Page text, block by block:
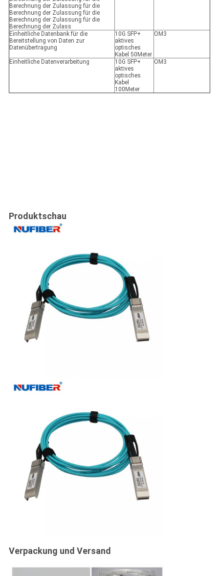
Berechnung der Zulassung für die
Berechnung der Zulassung für die
Berechnung der Zulassung für die
Berechnung der Zulass
Einheitliche Datenbank für die
Bereitstellung von Daten zur
Datenübertragung
10G SFP+
aktives
optisches
Kabel 50Meter
OM3
Einheitliche Datenverarbeitung
10G SFP+
aktives
optisches
Kabel
100Meter
OM3
Produktschau
Verpackung und Versand